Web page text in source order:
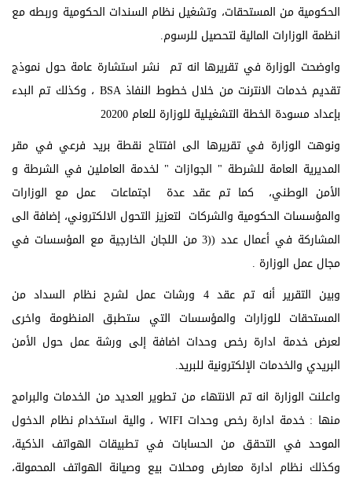
الحكومية من المستحقات، وتشغيل نظام السندات الحكومية وربطه مع
انظمة الوزارات المالية لتحصيل للرسوم.
واوضحت الوزارة في تقريرها انه تم نشر استشارة عامة حول نموذج
تقديم خدمات الانترنت من خلال خطوط النفاذ BSA ، وكذلك تم البدء
بإعداد مسودة الخطة التشغيلية للوزارة للعام 20200
ونوهت الوزارة في تقريرها الى افتتاح نقطة بريد فرعي في مقر
المديرية العامة للشرطة " الجوازات " لخدمة العاملين في الشرطة و
الأمن الوطني، كما تم عقد عدة اجتماعات عمل مع الوزارات
والمؤسسات الحكومية والشركات لتعزيز التحول الالكتروني، إضافة الى
المشاركة في أعمال عدد ((3 من اللجان الخارجية مع المؤسسات في
مجال عمل الوزارة .
وبين التقرير أنه تم عقد 4 ورشات عمل لشرح نظام السداد من
المستحقات للوزارات والمؤسسات التي ستطبق المنظومة واخرى
لعرض خدمة ادارة رخص وحدات اضافة إلى ورشة عمل حول الأمن
البريدي والخدمات الإلكترونية للبريد.
واعلنت الوزارة انه تم الانتهاء من تطوير العديد من الخدمات والبرامج
منها : خدمة ادارة رخص وحدات WIFI ، والية استخدام نظام الدخول
الموحد في التحقق من الحسابات في تطبيقات الهواتف الذكية،
وكذلك نظام ادارة معارض ومحلات بيع وصيانة الهواتف المحمولة،